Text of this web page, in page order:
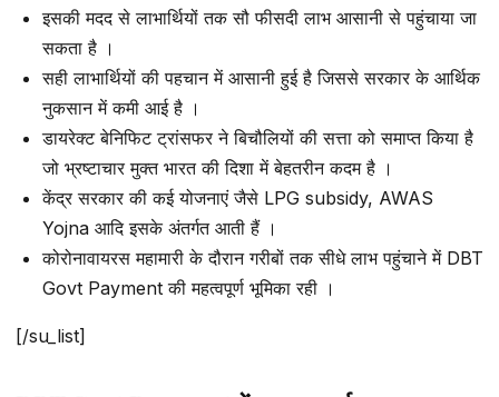
इसकी मदद से लाभार्थियों तक सौ फीसदी लाभ आसानी से पहुंचाया जा
सकता है ।
सही लाभार्थियों की पहचान में आसानी हुई है जिससे सरकार के आर्थिक
नुकसान में कमी आई है ।
डायरेक्ट बेनिफिट ट्रांसफर ने बिचौलियों की सत्ता को समाप्त किया है
जो भ्रष्टाचार मुक्त भारत की दिशा में बेहतरीन कदम है ।
केंद्र सरकार की कई योजनाएं जैसे LPG subsidy, AWAS
Yojna आदि इसके अंतर्गत आती हैं ।
कोरोनावायरस महामारी के दौरान गरीबों तक सीधे लाभ पहुंचाने में DBT
Govt Payment की महत्वपूर्ण भूमिका रही ।
[/su_list]